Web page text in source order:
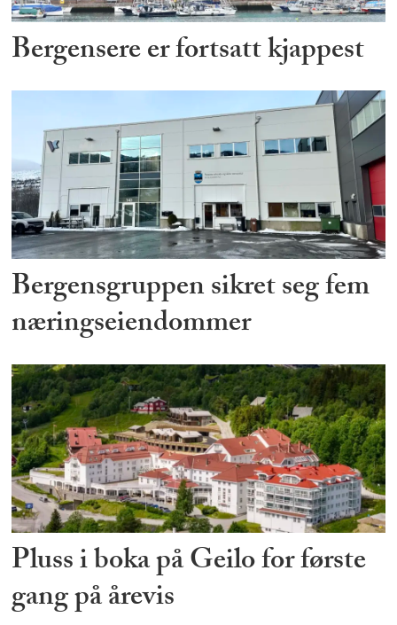
Bergensere er fortsatt kjappest
Bergensgruppen sikret seg fem
næringseiendommer
Pluss i boka på Geilo for første
gang på årevis